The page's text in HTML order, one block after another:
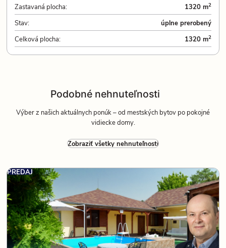
Zastavaná plocha: 1320 m2
Stav:
úplne prerobený
Celková plocha:
1320 m2
Podobné nehnuteľnosti
Výber z našich aktuálnych ponúk – od mestských bytov po pokojné
vidiecke domy.
Zobraziť všetky nehnuteľnosti
PREDAJ